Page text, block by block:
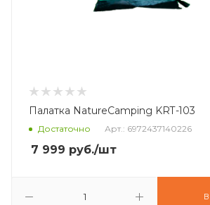
Палатка NatureCamping KRT-103
Достаточно Арт.: 6972437140226
7 999 руб./шт